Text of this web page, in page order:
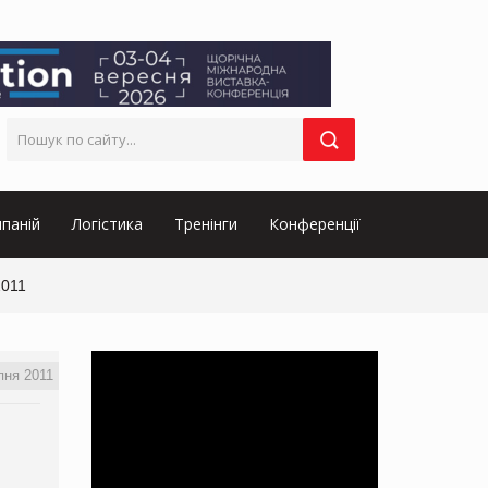
Логістика Тренінги Конференції
2011